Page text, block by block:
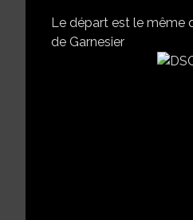
Le départ est le même
de Garnesier